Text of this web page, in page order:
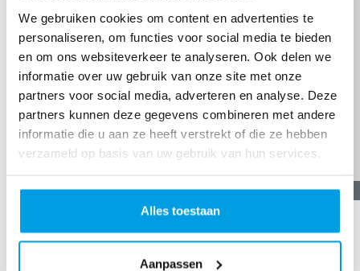
We gebruiken cookies om content en advertenties te
personaliseren, om functies voor social media te bieden
en om ons websiteverkeer te analyseren. Ook delen we
informatie over uw gebruik van onze site met onze
partners voor social media, adverteren en analyse. Deze
partners kunnen deze gegevens combineren met andere
informatie die u aan ze heeft verstrekt of die ze hebben
verzameld op basis van uw gebruik van hun services.
Alles toestaan
Aanpassen
10,89